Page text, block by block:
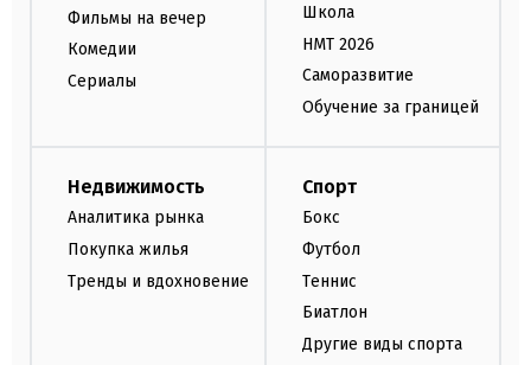
Фильмы на вечер
Комедии
Сериалы
Школа
НМТ 2026
Саморазвитие
Обучение за границей
Недвижимость
Аналитика рынка
Покупка жилья
Тренды и вдохновение
Спорт
Бокс
Футбол
Теннис
Биатлон
Другие виды спорта